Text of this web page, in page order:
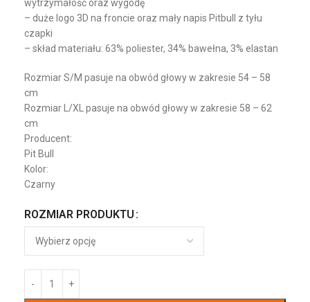
wytrzymałość oraz wygodę
– duże logo 3D na froncie oraz mały napis Pitbull z tyłu
czapki
– skład materiału: 63% poliester, 34% bawełna, 3% elastan
Rozmiar S/M pasuje na obwód głowy w zakresie 54 – 58
cm
Rozmiar L/XL pasuje na obwód głowy w zakresie 58 – 62
cm
Producent:
Pit Bull
Kolor:
Czarny
ROZMIAR PRODUKTU